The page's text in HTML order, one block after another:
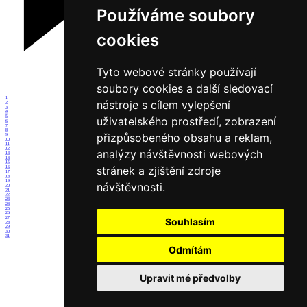
Používáme soubory
cookies
Tyto webové stránky používají
soubory cookies a další sledovací
nástroje s cílem vylepšení
uživatelského prostředí, zobrazení
přizpůsobeného obsahu a reklam,
analýzy návštěvnosti webových
stránek a zjištění zdroje
návštěvnosti.
Souhlasím
Odmítám
Upravit mé předvolby
1
2
3
4
5
6
7
8
9
10
11
12
13
14
15
16
17
18
19
20
21
22
23
24
25
26
27
28
29
30
31